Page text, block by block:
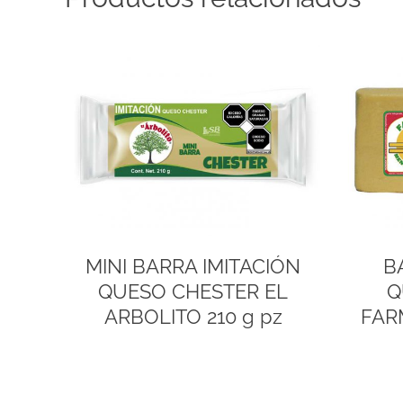
MINI BARRA IMITACIÓN
QUESO CHESTER EL
ARBOLITO 210 g pz